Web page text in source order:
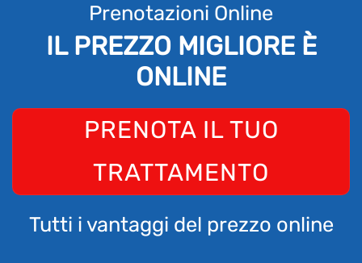
Prenotazioni Online
IL PREZZO MIGLIORE È
ONLINE
PRENOTA IL TUO
TRATTAMENTO
Tutti i vantaggi del prezzo online